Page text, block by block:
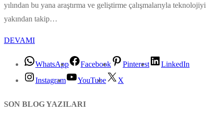
yılından bu yana araştırma ve geliştirme çalışmalarıyla teknolojiyi
yakından takip…
DEVAMI
WhatsApp Facebook Pinterest
LinkedIn
Instagram
YouTube X
SON BLOG YAZILARI